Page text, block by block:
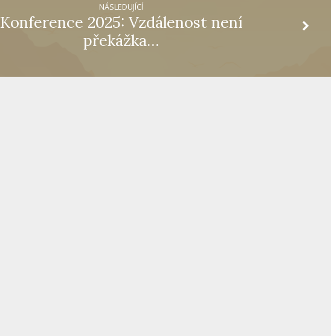
NÁSLEDUJÍCÍ
Konference 2025: Vzdálenost není
překážka…